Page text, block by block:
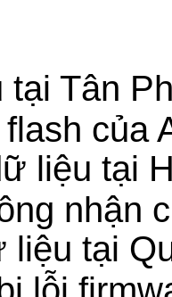
Tân
của
liệu tại
nhận
liệu tại
lỗi